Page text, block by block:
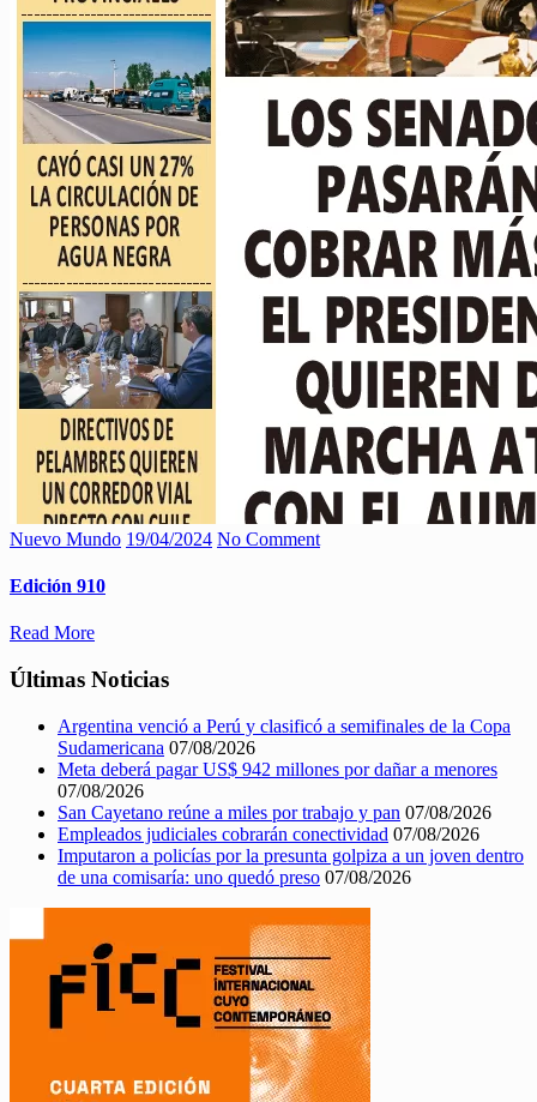
Nuevo Mundo 19/04/2024 No Comment
Edición 910
Read More
Últimas Noticias
Argentina venció a Perú y clasificó a semifinales de la Copa
Sudamericana 07/08/2026
Meta deberá pagar US$ 942 millones por dañar a menores
07/08/2026
San Cayetano reúne a miles por trabajo y pan 07/08/2026
Empleados judiciales cobrarán conectividad 07/08/2026
Imputaron a policías por la presunta golpiza a un joven dentro
de una comisaría: uno quedó preso 07/08/2026